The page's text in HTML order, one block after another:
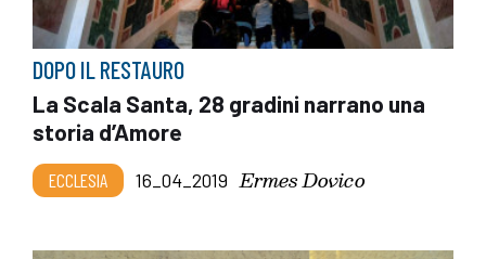
DOPO IL RESTAURO
La Scala Santa, 28 gradini narrano una
storia d’Amore
ECCLESIA 16_04_2019 Ermes Dovico